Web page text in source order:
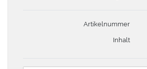
Artikelnummer
Inhalt